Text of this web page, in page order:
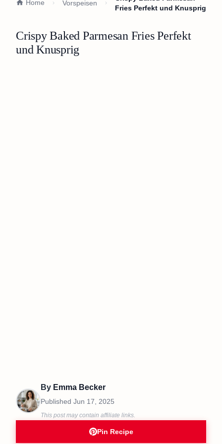
Home Vorspeisen
Fries Perfekt und Knusprig
Crispy Baked Parmesan Fries Perfekt
und Knusprig
By Emma Becker
Published Jun 17, 2025
This post may contain affiliate links.
Pin Recipe